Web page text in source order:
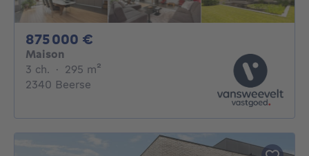
875 000 €
Maison
3 ch. 3 chambres
· 295 m²
2340 Beerse